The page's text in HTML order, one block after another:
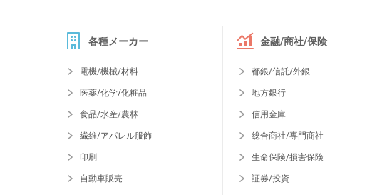
各種メーカー
電機/機械/材料
医薬/化学/化粧品
食品/水産/農林
繊維/アパレル服飾
印刷
自動車販売
金融/商社/保険
都銀/信託/外銀
地方銀行
信用金庫
総合商社/専門商社
生命保険/損害保険
証券/投資